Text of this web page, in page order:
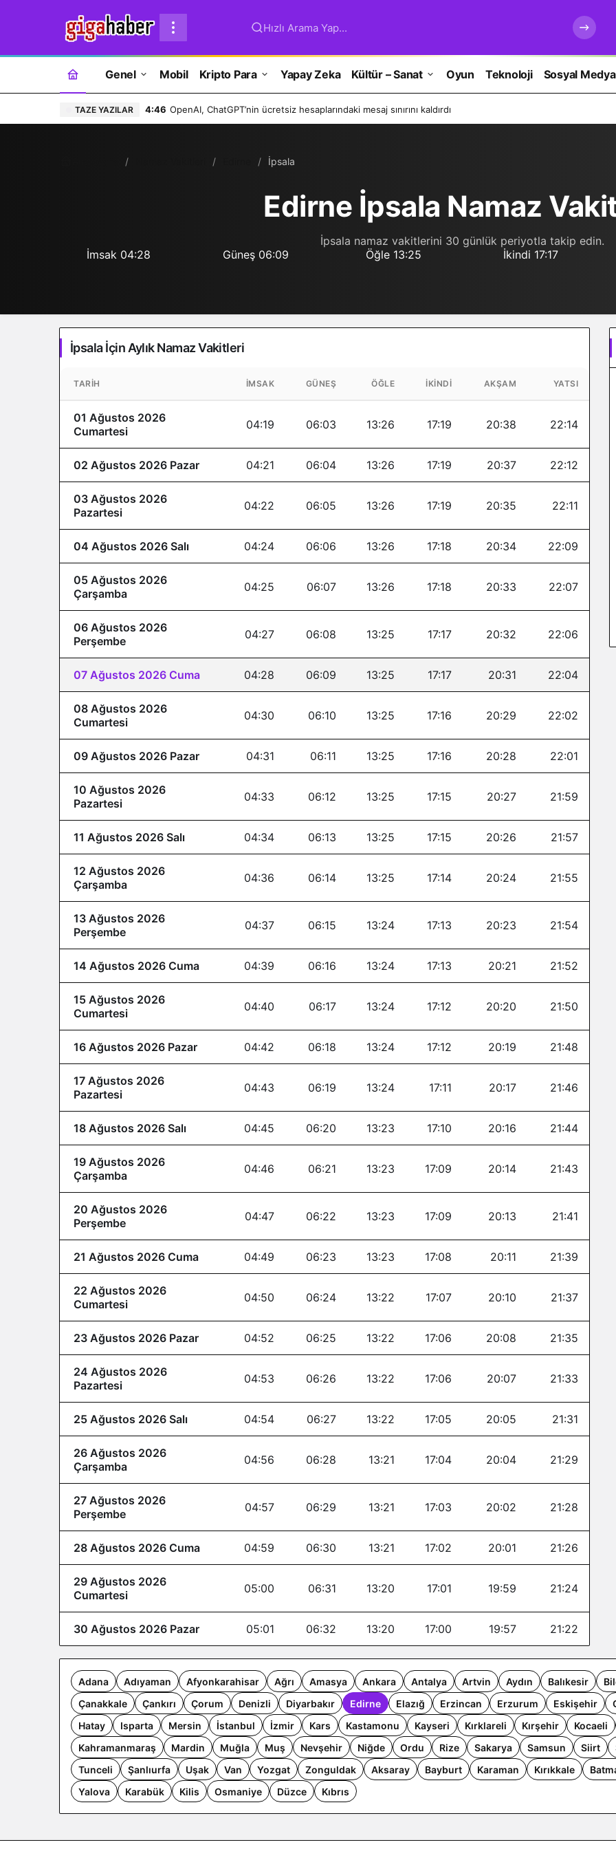
Hızlı Arama Yap...
Genel Mobil Kripto Para Yapay Zeka Kültür – Sanat Oyun Teknoloji Sosyal Medya
TAZE YAZILAR 4:46 OpenAI, ChatGPT’nin ücretsiz hesaplarındaki mesaj sınırını kaldırdı
İpsala
Edirne İpsala Namaz
İpsala namaz vakitlerini 30 günlük periyotla takip edin.
İmsak 04:28 Güneş 06:09 Öğle 13:25 İkindi 17:17
İpsala İçin Aylık Namaz Vakitleri
TARIH İMSAK GÜNEŞ ÖĞLE İKINDI AKŞAM YATSI
01 Ağustos 2026
Cumartesi
04:19 06:03 13:26 17:19 20:38 22:14
02 Ağustos 2026 Pazar 04:21 06:04 13:26 17:19 20:37 22:12
03 Ağustos 2026
Pazartesi
04:22 06:05 13:26 17:19 20:35 22:11
04 Ağustos 2026 Salı 04:24 06:06 13:26 17:18 20:34 22:09
05 Ağustos 2026
Çarşamba
04:25 06:07 13:26 17:18 20:33 22:07
06 Ağustos 2026
Perşembe
04:27 06:08 13:25 17:17 20:32 22:06
07 Ağustos 2026 Cuma 04:28 06:09 13:25 17:17 20:31 22:04
08 Ağustos 2026
Cumartesi
04:30 06:10 13:25 17:16 20:29 22:02
09 Ağustos 2026 Pazar 04:31 06:11 13:25 17:16 20:28 22:01
10 Ağustos 2026
Pazartesi
04:33 06:12 13:25 17:15 20:27 21:59
11 Ağustos 2026 Salı 04:34 06:13 13:25 17:15 20:26 21:57
12 Ağustos 2026
Çarşamba
04:36 06:14 13:25 17:14 20:24 21:55
13 Ağustos 2026
Perşembe
04:37 06:15 13:24 17:13 20:23 21:54
14 Ağustos 2026 Cuma 04:39 06:16 13:24 17:13 20:21 21:52
15 Ağustos 2026
Cumartesi
04:40 06:17 13:24 17:12 20:20 21:50
16 Ağustos 2026 Pazar 04:42 06:18 13:24 17:12 20:19 21:48
17 Ağustos 2026
Pazartesi
04:43 06:19 13:24 17:11 20:17 21:46
18 Ağustos 2026 Salı 04:45 06:20 13:23 17:10 20:16 21:44
19 Ağustos 2026
Çarşamba
04:46 06:21 13:23 17:09 20:14 21:43
20 Ağustos 2026
Perşembe
04:47 06:22 13:23 17:09 20:13 21:41
21 Ağustos 2026 Cuma 04:49 06:23 13:23 17:08 20:11 21:39
22 Ağustos 2026
Cumartesi
04:50 06:24 13:22 17:07 20:10 21:37
23 Ağustos 2026 Pazar 04:52 06:25 13:22 17:06 20:08 21:35
24 Ağustos 2026
Pazartesi
04:53 06:26 13:22 17:06 20:07 21:33
25 Ağustos 2026 Salı 04:54 06:27 13:22 17:05 20:05 21:31
26 Ağustos 2026
Çarşamba
04:56 06:28 13:21 17:04 20:04 21:29
27 Ağustos 2026
Perşembe
04:57 06:29 13:21 17:03 20:02 21:28
28 Ağustos 2026 Cuma 04:59 06:30 13:21 17:02 20:01 21:26
29 Ağustos 2026
Cumartesi
05:00 06:31 13:20 17:01 19:59 21:24
30 Ağustos 2026 Pazar 05:01 06:32 13:20 17:00 19:57 21:22
Adana Adıyaman Afyonkarahisar Ağrı Amasya Ankara Antalya Artvin Aydın Balıkesir
Çanakkale
Çankırı Çorum Denizli Diyarbakır Edirne Elazığ Erzincan Erzurum Eskişehir
Hatay
Isparta Mersin İstanbul İzmir Kars Kastamonu Kayseri Kırklareli Kırşehir Kocaeli
Kahramanmaraş
Mardin Muğla Muş Nevşehir Niğde Ordu Rize Sakarya Samsun Siirt
Tunceli
Şanlıurfa Uşak Van Yozgat Zonguldak Aksaray Bayburt Karaman Kırıkkale
Yalova
Karabük Kilis Osmaniye Düzce Kıbrıs